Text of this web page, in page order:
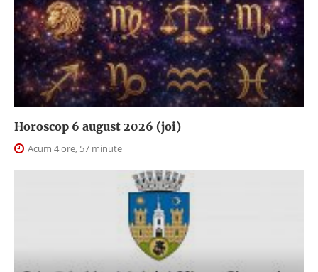
Horoscop 6 august 2026 (joi)
Acum 4 ore, 57 minute